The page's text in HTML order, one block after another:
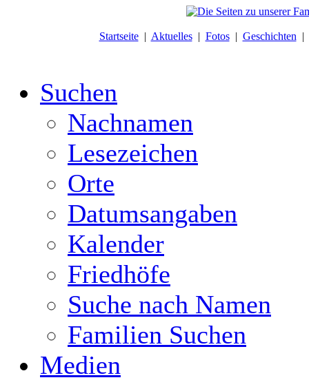
Startseite| Aktuelles| Fotos| Geschichten |
Suchen
Nachnamen
Lesezeichen
Orte
Datumsangaben
Kalender
Friedhöfe
Suche nach Namen
Familien Suchen
Medien